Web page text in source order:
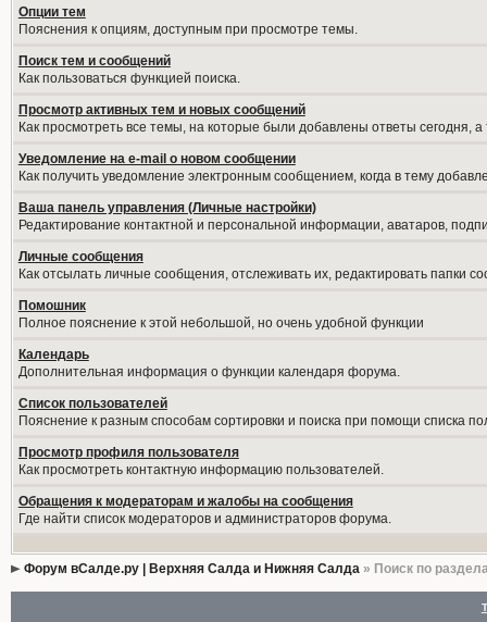
Опции тем
Пояснения к опциям, доступным при просмотре темы.
Поиск тем и сообщений
Как пользоваться функцией поиска.
Просмотр активных тем и новых сообщений
Как просмотреть все темы, на которые были добавлены ответы сегодня,
Уведомление на е-mail о новом сообщении
Как получить уведомление электронным сообщением, когда в тему
Ваша панель управления (Личные настройки)
Редактирование контактной и персональной информации, аватаров,
Личные сообщения
Как отсылать личные сообщения, отслеживать их, редактировать папки
Помошник
Полное пояснение к этой небольшой, но очень удобной функции
Календарь
Дополнительная информация о функции календаря форума.
Список пользователей
Пояснение к разным способам сортировки и поиска при помощи списка
Просмотр профиля пользователя
Как просмотреть контактную информацию пользователей.
Обращения к модераторам и жалобы на сообщения
Где найти список модераторов и администраторов форума.
Форум вСалде.ру | Верхняя Салда и Нижняя Салда» Поиск по